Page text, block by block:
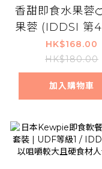
香甜即食水果蓉
果蓉 (IDDSI 第
盒裝
HK$168.00
HK$180.00
加入購物車